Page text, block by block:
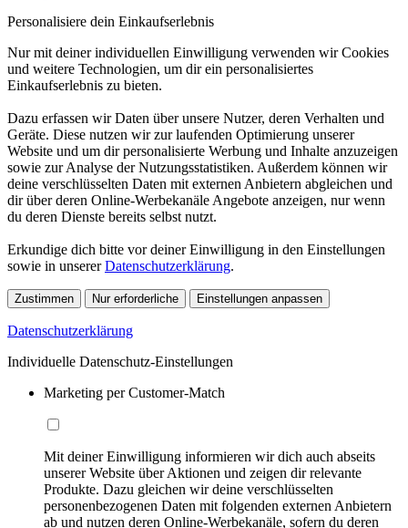
Personalisiere dein Einkaufserlebnis
Nur mit deiner individuellen Einwilligung verwenden wir Cookies
und weitere Technologien, um dir ein personalisiertes
Einkaufserlebnis zu bieten.
Dazu erfassen wir Daten über unsere Nutzer, deren Verhalten und
Geräte. Diese nutzen wir zur laufenden Optimierung unserer
Website und um dir personalisierte Werbung und Inhalte anzuzeigen
sowie zur Analyse der Nutzungsstatistiken. Außerdem können wir
deine verschlüsselten Daten mit externen Anbietern abgleichen und
dir über deren Online-Werbekanäle Angebote anzeigen, nur wenn
du deren Dienste bereits selbst nutzt.
Erkundige dich bitte vor deiner Einwilligung in den Einstellungen
sowie in unsererDatenschutzerklärung.
Zustimmen Nur erforderliche Einstellungen anpassen
Datenschutzerklärung
Individuelle Datenschutz-Einstellungen
Marketing per Customer-Match
Mit deiner Einwilligung informieren wir dich auch abseits
unserer Website über Aktionen und zeigen dir relevante
Produkte. Dazu gleichen wir deine verschlüsselten
personenbezogenen Daten mit folgenden externen Anbietern
ab und nutzen deren Online-Werbekanäle, sofern du deren